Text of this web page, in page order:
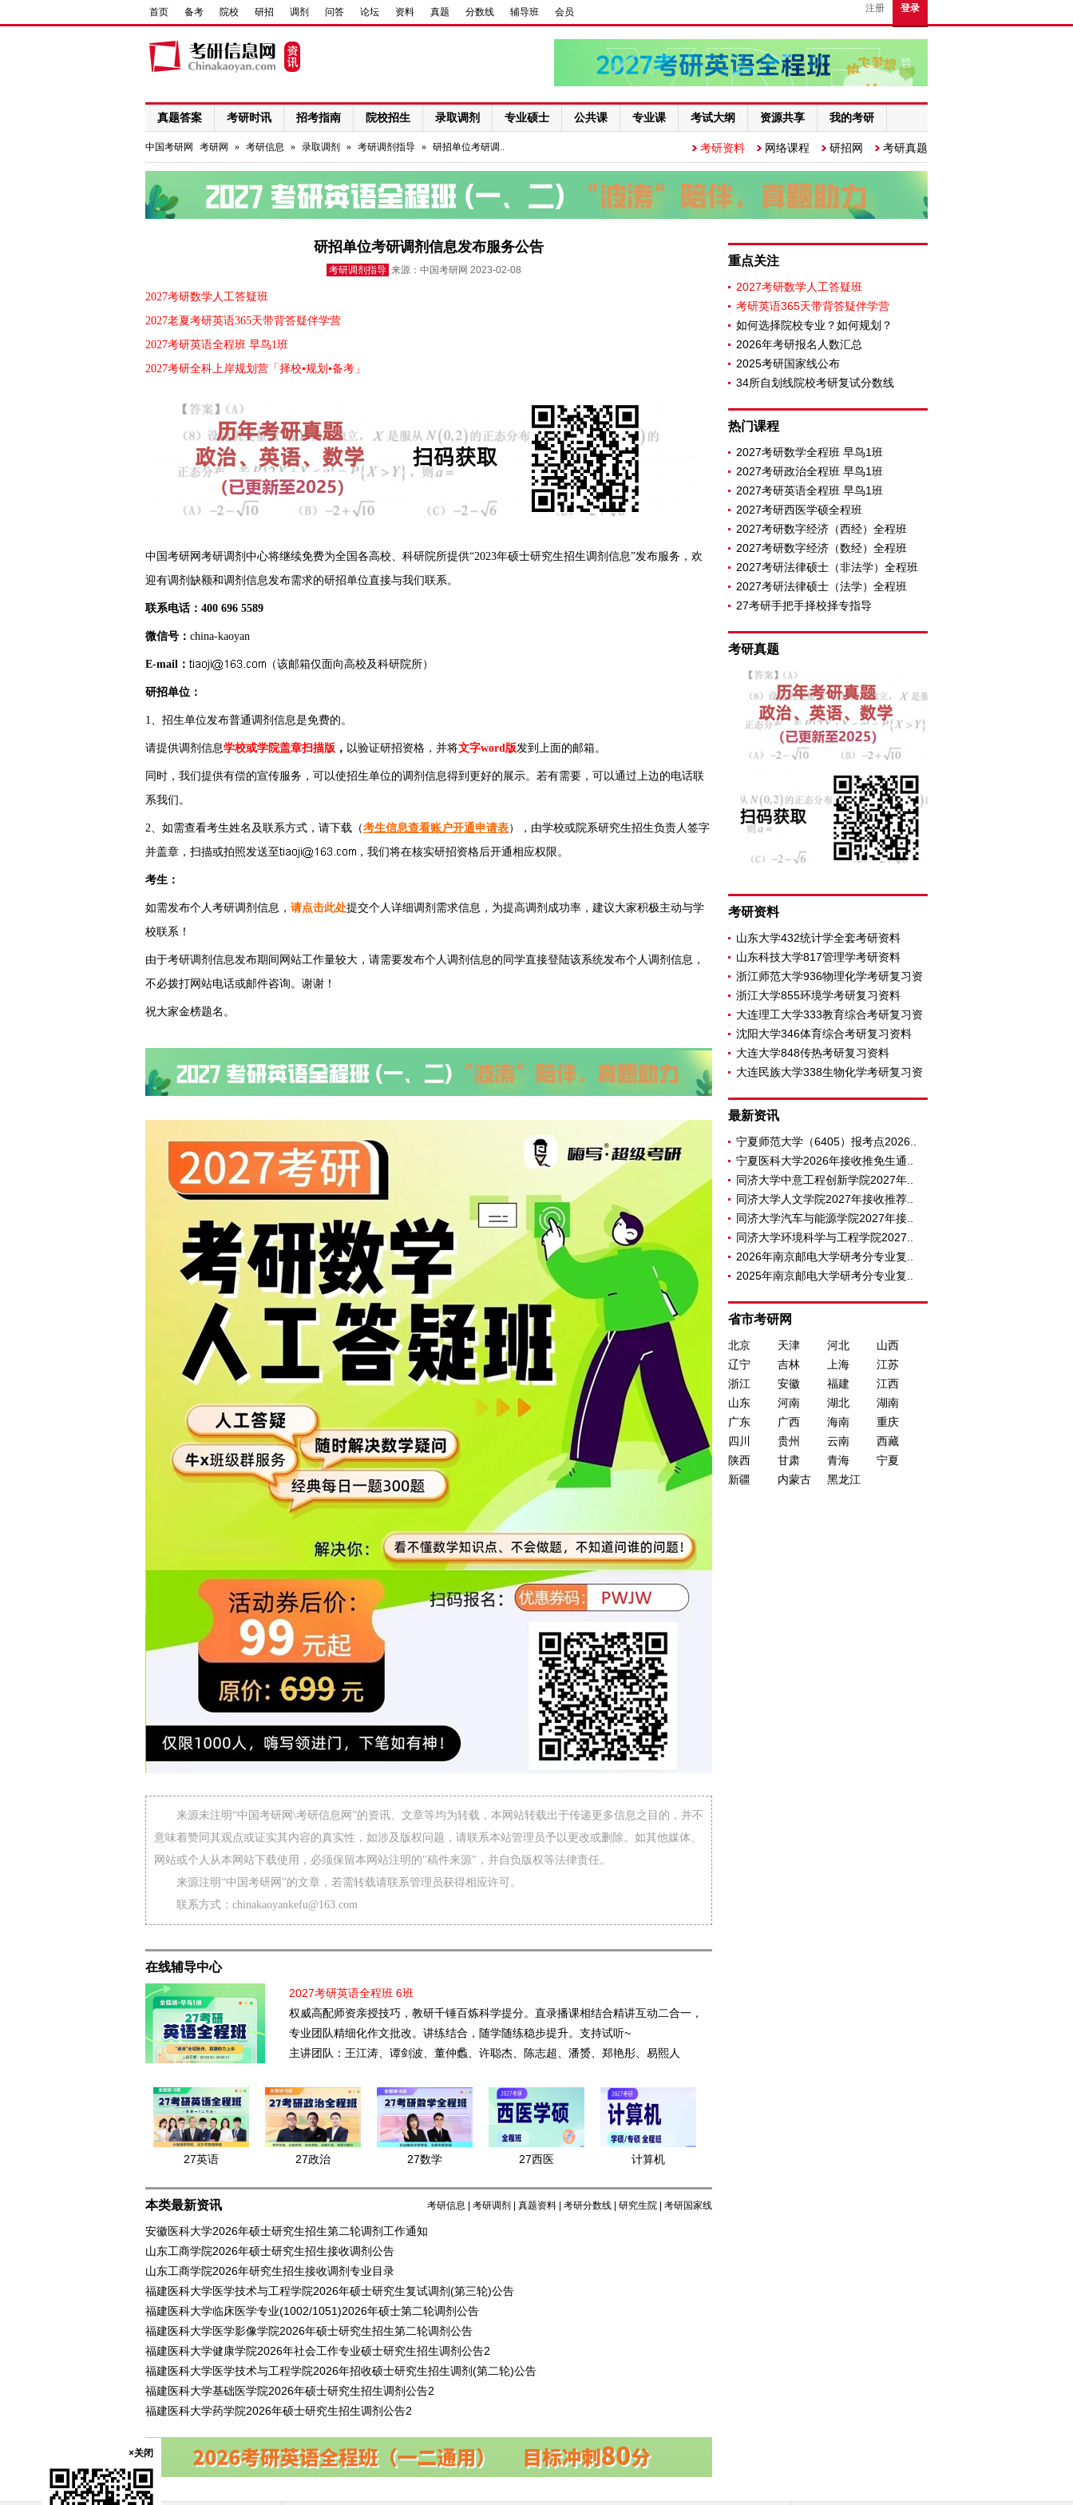
首页 备考 院校 研招 调剂 问答 论坛 资料 真题 分数线 辅导班 会员 注册 登录
真题答案 考研时讯 招考指南 院校招生 录取调剂 专业硕士 公共课 专业课 考试大纲 资源共享 我的考研
网络课程
中国考研网 考研网 » 考研信息 » 录取调剂 » 考研调剂指导 » 研招单位考研调.. 考研资料 网络课程 研招网 考研真题
研招单位考研调剂信息发布服务公告
考研调剂指导 来源：中国考研网 2023-02-08
2027考研数学人工答疑班
2027老夏考研英语365天带背答疑伴学营
2027考研英语全程班 早鸟1班
2027考研全科上岸规划营「择校▪规划▪备考」
中国考研网考研调剂中心将继续免费为全国各高校、科研院所提供“2023年硕士研究生招生调剂信息”发布服务，欢
迎有调剂缺额和调剂信息发布需求的研招单位直接与我们联系。
联系电话：400 696 5589
微信号： china-kaoyan
E-mail： （该邮箱仅面向高校及科研院所）
研招单位：
1、招生单位发布普通调剂信息是免费的。
请提供调剂信息学校或学院盖章扫描版 ， 以验证研招资格，并将文字word版发到上面的邮箱。
同时，我们提供有偿的宣传服务，可以使招生单位的调剂信息得到更好的展示。若有需要，可以通过上边的电话联
系我们。
2、如需查看考生姓名及联系方式，请下载（考生信息查看账户开通申请表），由学校或院系研究生招生负责人签字
并盖章，扫描或拍照发送至
，我们将在核实研招资格后开通相应权限。
考生：
如需发布个人考研调剂信息， 请点击此处提交个人详细调剂需求信息，为提高调剂成功率，建议大家积极主动与学
校联系！
由于考研调剂信息发布期间网站工作量较大，请需要发布个人调剂信息的同学直接登陆该系统发布个人调剂信息，
不必拨打网站电话或邮件咨询。谢谢！
祝大家金榜题名。
来源未注明“中国考研网\考研信息网”的资讯、文章等均为转载，本网站转载出于传递更多信息之目的，并不
意味着赞同其观点或证实其内容的真实性，如涉及版权问题，请联系本站管理员予以更改或删除。如其他媒体、
网站或个人从本网站下载使用，必须保留本网站注明的"稿件来源"，并自负版权等法律责任。
来源注明“中国考研网”的文章，若需转载请联系管理员获得相应许可。
联系方式：chinakaoyankefu@163.com
在线辅导中心
2027考研英语全程班 6班
权威高配师资亲授技巧，教研千锤百炼科学提分。直录播课相结合精讲互动二合一，
专业团队精细化作文批改。讲练结合，随学随练稳步提升。支持试听~
主讲团队：王江涛、谭剑波、董仲蠡、许聪杰、陈志超、潘赟、郑艳彤、易熙人
27英语 27政治 27数学 27西医 计算机
本类最新资讯 考研信息 考研调剂 真题资料 考研分数线 研究生院 考研国家线
安徽医科大学2026年硕士研究生招生第二轮调剂工作通知
山东工商学院2026年硕士研究生招生接收调剂公告
山东工商学院2026年研究生招生接收调剂专业目录
福建医科大学医学技术与工程学院2026年硕士研究生复试调剂(第三轮)公告
福建医科大学临床医学专业(1002/1051)2026年硕士第二轮调剂公告
福建医科大学医学影像学院2026年硕士研究生招生第二轮调剂公告
福建医科大学健康学院2026年社会工作专业硕士研究生招生调剂公告2
福建医科大学医学技术与工程学院2026年招收硕士研究生招生调剂(第二轮)公告
福建医科大学基础医学院2026年硕士研究生招生调剂公告2
福建医科大学药学院2026年硕士研究生招生调剂公告2
重点关注
2027考研数学人工答疑班
考研英语365天带背答疑伴学营
如何选择院校专业？如何规划？
2026年考研报名人数汇总
2025考研国家线公布
34所自划线院校考研复试分数线
热门课程
2027考研数学全程班 早鸟1班
2027考研政治全程班 早鸟1班
2027考研英语全程班 早鸟1班
2027考研西医学硕全程班
2027考研数字经济（西经）全程班
2027考研数字经济（数经）全程班
2027考研法律硕士（非法学）全程班
2027考研法律硕士（法学）全程班
27考研手把手择校择专指导
考研真题
考研资料
山东大学432统计学全套考研资料
山东科技大学817管理学考研资料
浙江师范大学936物理化学考研复习资
浙江大学855环境学考研复习资料
大连理工大学333教育综合考研复习资
沈阳大学346体育综合考研复习资料
大连大学848传热考研复习资料
大连民族大学338生物化学考研复习资
最新资讯
宁夏师范大学（6405）报考点2026..
宁夏医科大学2026年接收推免生通..
同济大学中意工程创新学院2027年..
同济大学人文学院2027年接收推荐..
同济大学汽车与能源学院2027年接..
同济大学环境科学与工程学院2027..
2026年南京邮电大学研考分专业复..
2025年南京邮电大学研考分专业复..
省市考研网
北京 天津 河北
山西
辽宁
吉林 上海
江苏
浙江
安徽 福建
江西
山东
河南 湖北
湖南
广东
广西 海南
重庆
四川
贵州 云南
西藏
陕西
甘肃 青海
宁夏
新疆
内蒙古 黑龙江
×关闭